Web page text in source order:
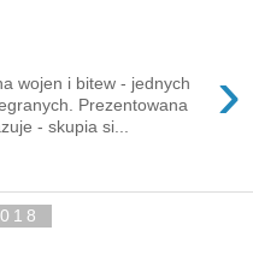
›
wojen i bitew - jednych
Prezentowana
- skupia si...